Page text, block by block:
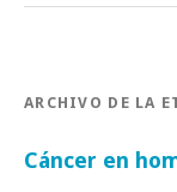
ARCHIVO DE LA
Cáncer en